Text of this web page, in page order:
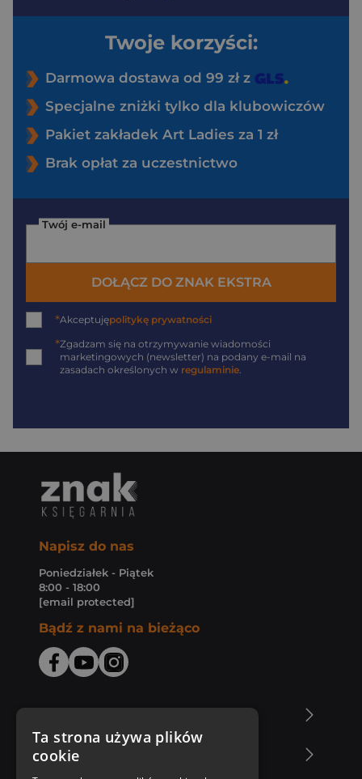
Twoje korzyści:
Darmowa dostawa od 99 zł z
Specjalne zniżki tylko dla klubowiczów
Pakiet zakładek Art Ladies za 1 zł
Brak opłat za uczestnictwo
Twój e-mail
DOŁĄCZ DO ZNAK EKSTRA
*Akceptujępolitykę prywatności
*Zgadzam się na otrzymywanie wiadomości
marketingowych (newsletter) na podany e-mail na
zasadach określonych w regulaminie.
Napisz do nas
Poniedziałek - Piątek
8:00 - 18:00
[email protected]
Bądź z nami na bieżąco
Zakupy u nas
Ta strona używa plików
cookie